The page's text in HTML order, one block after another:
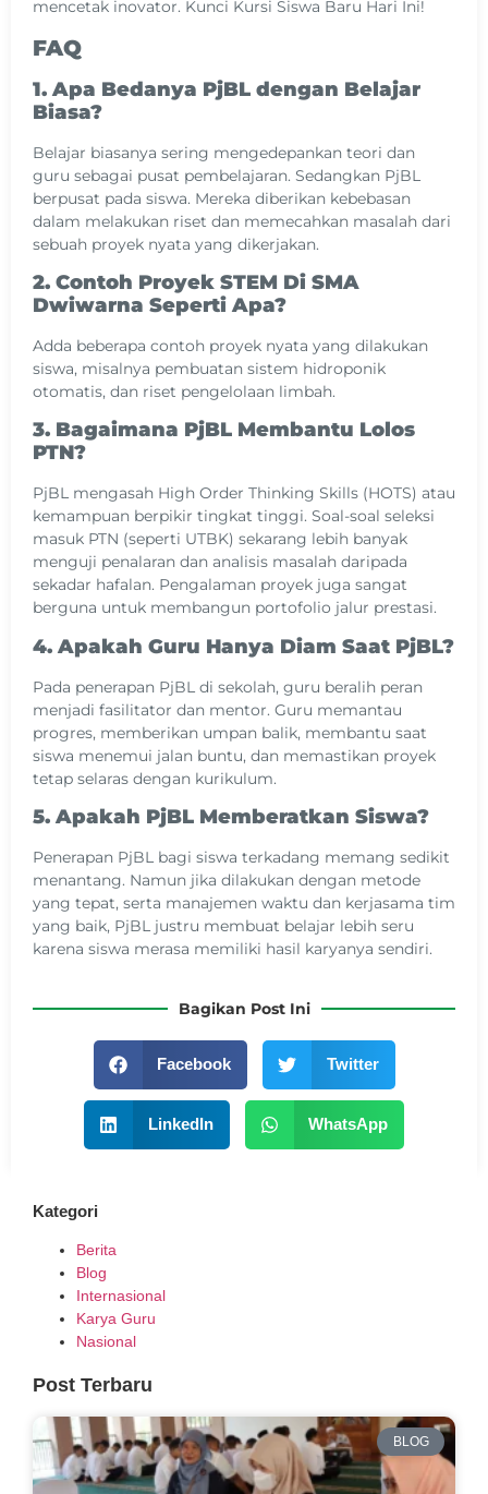
mencetak inovator. Kunci Kursi Siswa Baru Hari Ini!
FAQ
1. Apa Bedanya PjBL dengan Belajar
Biasa?
Belajar biasanya sering mengedepankan teori dan
guru sebagai pusat pembelajaran. Sedangkan PjBL
berpusat pada siswa. Mereka diberikan kebebasan
dalam melakukan riset dan memecahkan masalah dari
sebuah proyek nyata yang dikerjakan.
2. Contoh Proyek STEM Di SMA
Dwiwarna Seperti Apa?
Adda beberapa contoh proyek nyata yang dilakukan
siswa, misalnya pembuatan sistem hidroponik
otomatis, dan riset pengelolaan limbah.
3. Bagaimana PjBL Membantu Lolos
PTN?
PjBL mengasah High Order Thinking Skills (HOTS) atau
kemampuan berpikir tingkat tinggi. Soal-soal seleksi
masuk PTN (seperti UTBK) sekarang lebih banyak
menguji penalaran dan analisis masalah daripada
sekadar hafalan. Pengalaman proyek juga sangat
berguna untuk membangun portofolio jalur prestasi.
4. Apakah Guru Hanya Diam Saat PjBL?
Pada penerapan PjBL di sekolah, guru beralih peran
menjadi fasilitator dan mentor. Guru memantau
progres, memberikan umpan balik, membantu saat
siswa menemui jalan buntu, dan memastikan proyek
tetap selaras dengan kurikulum.
5. Apakah PjBL Memberatkan Siswa?
Penerapan PjBL bagi siswa terkadang memang sedikit
menantang. Namun jika dilakukan dengan metode
yang tepat, serta manajemen waktu dan kerjasama tim
yang baik, PjBL justru membuat belajar lebih seru
karena siswa merasa memiliki hasil karyanya sendiri.
Bagikan Post Ini
Facebook Twitter
LinkedIn WhatsApp
Kategori
Berita
Blog
Internasional
Karya Guru
Nasional
Post Terbaru
BLOG